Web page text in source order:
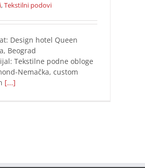
,Tekstilni podovi
Design hotel Queen
Beograd
Tekstilne podne obloge
Nemačka, custom
[...]